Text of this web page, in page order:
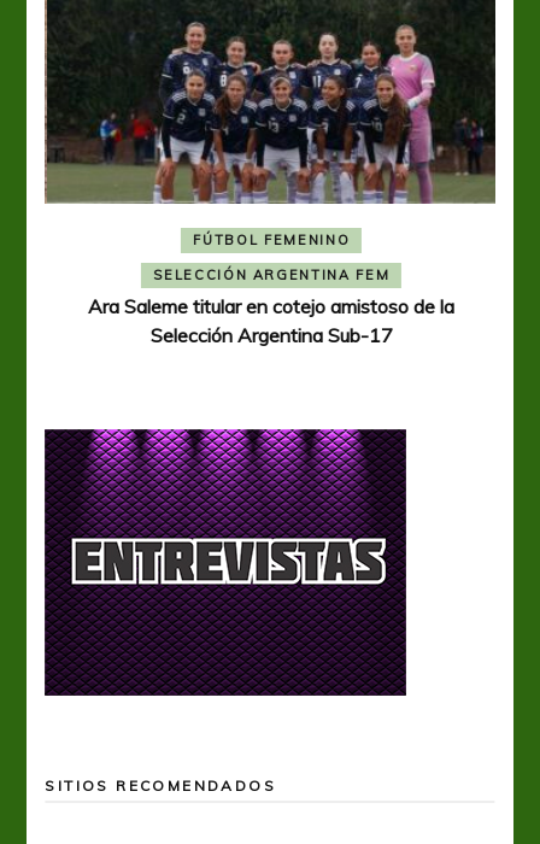
FÚTBOL FEMENINO
SELECCIÓN ARGENTINA FEM
Ara Saleme titular en cotejo amistoso de la
Selección Argentina Sub-17
SITIOS RECOMENDADOS